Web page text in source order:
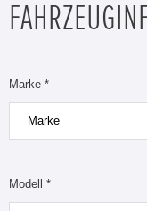
Marke *
Modell *